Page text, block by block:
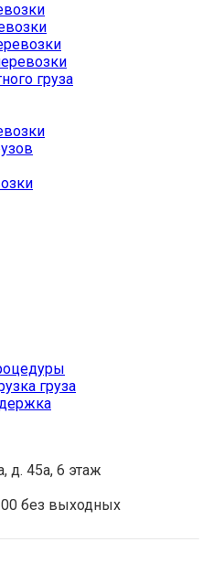
груза
груза
д. 45а, 6 этаж
без выходных